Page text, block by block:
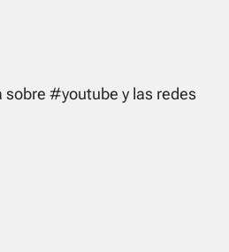
#youtube y las redes